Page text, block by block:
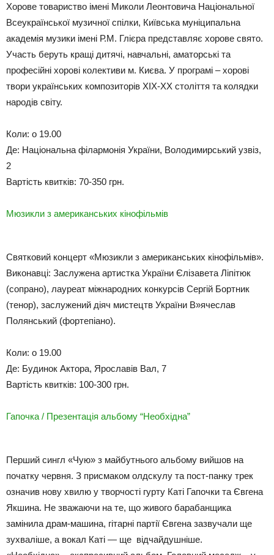
Хорове товариство імені Миколи Леонтовича Національної
Всеукраїнської музичної спілки, Київська муніципальна
академія музики імені Р.М. Глієра представляє хорове свято.
Участь беруть кращі дитячі, навчальні, аматорські та
професійні хорові колективи м. Києва. У програмі – хорові
твори українських композиторів ХІХ-ХХ століття та колядки
народів світу.
Коли: о 19.00
Де: Національна філармонія України, Володимирський узвіз,
2
Вартість квитків: 70-350 грн.
Мюзикли з американських кінофільмів
Святковий концерт «Мюзикли з американських кінофільмів».
Виконавці: Заслужена артистка України Єлізавета Ліпітюк
(сопрано), лауреат міжнародних конкурсів Сергій Бортник
(тенор), заслужений діяч мистецтв України В»ячеслав
Полянський (фортепіано).
Коли: о 19.00
Де: Будинок Актора, Ярославів Вал, 7
Вартість квитків: 100-300 грн.
Гапочка / Презентація альбому “Необхідна”
Перший сингл «Чую» з майбутнього альбому вийшов на
початку червня. З присмаком олдскулу та пост-панку трек
означив нову хвилю у творчості гурту Каті Гапочки та Євгена
Якшина. Не зважаючи на те, що живого барабанщика
замінила драм-машина, гітарні партії Євгена зазвучали ще
зухваліше, а вокал Каті — ще відчайдушніше.